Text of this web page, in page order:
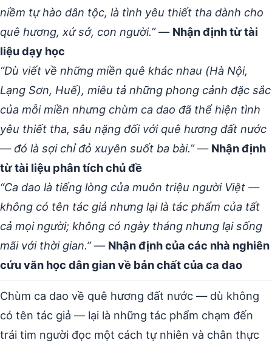
niềm tự hào dân tộc, là tình yêu thiết tha dành cho
quê hương, xứ sở, con người.”— Nhận định từ tài
liệu dạy học
“Dù viết về những miền quê khác nhau (Hà Nội,
Lạng Sơn, Huế), miêu tả những phong cảnh đặc sắc
của mỗi miền nhưng chùm ca dao đã thể hiện tình
yêu thiết tha, sâu nặng đối với quê hương đất nước
— đó là sợi chỉ đỏ xuyên suốt ba bài.”— Nhận định
từ tài liệu phân tích chủ đề
“Ca dao là tiếng lòng của muôn triệu người Việt —
không có tên tác giả nhưng lại là tác phẩm của tất
cả mọi người; không có ngày tháng nhưng lại sống
mãi với thời gian.”— Nhận định của các nhà nghiên
cứu văn học dân gian về bản chất của ca dao
Chùm ca dao về quê hương đất nước — dù không
có tên tác giả — lại là những tác phẩm chạm đến
trái tim người đọc một cách tự nhiên và chân thực